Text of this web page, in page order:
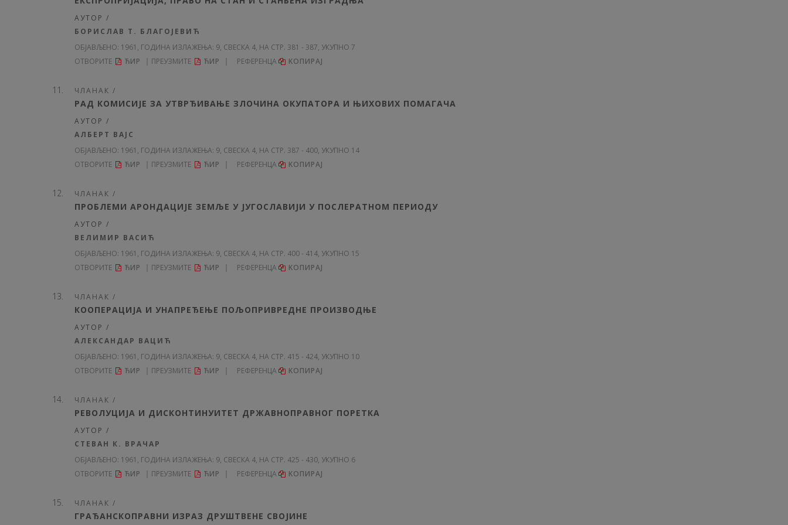
АУТОР /
БОРИСЛАВ Т. БЛАГОЈЕВИЋ
ОБЈАВЉЕНО: 1961, ГОДИНА ИЗЛАЖЕЊА: 9, СВЕСКА 4, НА СТР. 381 - 387, УКУПНО 7
ОТВОРИТЕ
ЋИР ПРЕУЗМИТЕ ЋИР РЕФЕРЕНЦА KОПИРАЈ
ЧЛАНАК /
РАД КОМИСИЈЕ ЗА УТВРЂИВАЊЕ ЗЛОЧИНА ОКУПАТОРА И ЊИХОВИХ ПОМАГАЧА
АУТОР /
АЛБЕРТ ВАЈС
ОБЈАВЉЕНО: 1961, ГОДИНА ИЗЛАЖЕЊА: 9, СВЕСКА 4, НА СТР. 387 - 400, УКУПНО 14
ОТВОРИТЕ
ЋИР ПРЕУЗМИТЕ ЋИР РЕФЕРЕНЦА KОПИРАЈ
ЧЛАНАК /
ПРОБЛЕМИ АРОНДАЦИЈЕ ЗЕМЉЕ У ЈУГОСЛАВИЈИ У ПОСЛЕРАТНОМ ПЕРИОДУ
АУТОР /
ВЕЛИМИР ВАСИЋ
ОБЈАВЉЕНО: 1961, ГОДИНА ИЗЛАЖЕЊА: 9, СВЕСКА 4, НА СТР. 400 - 414, УКУПНО 15
ОТВОРИТЕ
ЋИР ПРЕУЗМИТЕ ЋИР РЕФЕРЕНЦА KОПИРАЈ
ЧЛАНАК /
КООПЕРАЦИЈА И УНАПРЕЂЕЊЕ ПОЉОПРИВРЕДНЕ ПРОИЗВОДЊЕ
АУТОР /
АЛЕКСАНДАР ВАЦИЋ
ОБЈАВЉЕНО: 1961, ГОДИНА ИЗЛАЖЕЊА: 9, СВЕСКА 4, НА СТР. 415 - 424, УКУПНО 10
ОТВОРИТЕ
ЋИР ПРЕУЗМИТЕ ЋИР РЕФЕРЕНЦА KОПИРАЈ
ЧЛАНАК /
РЕВОЛУЦИЈА И ДИСКОНТИНУИТЕТ ДРЖАВНОПРАВНОГ ПОРЕТКА
АУТОР /
СТЕВАН К. ВРАЧАР
ОБЈАВЉЕНО: 1961, ГОДИНА ИЗЛАЖЕЊА: 9, СВЕСКА 4, НА СТР. 425 - 430, УКУПНО 6
ОТВОРИТЕ
ЋИР ПРЕУЗМИТЕ ЋИР РЕФЕРЕНЦА KОПИРАЈ
ЧЛАНАК /
ГРАЂАНСКОПРАВНИ ИЗРАЗ ДРУШТВЕНЕ СВОЈИНЕ